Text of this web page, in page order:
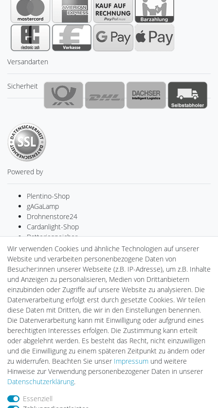
Versandarten
Sicherheit
Powered by
Plentino-Shop
gAGaLamp
Drohnenstore24
Cardanlight-Shop
Batteriespeicher
PlentiSolar
Gebrauchtlicht
Ledkauf
DEYESOLAR
Lightech Connect
CardanLight Europe
FORTIMO LEDs
LED-RETROSHOP
Wallbox24
Impressum Daten­schutz­erklärung AGB
Wir verwenden Cookies und ähnliche Technologien auf unserer
Website und verarbeiten personenbezogene Daten von
Besucher:innen unserer Webseite (z.B. IP-Adresse), um z.B. Inhalte
und Anzeigen zu personalisieren, Medien von Drittanbietern
einzubinden oder Zugriffe auf unsere Website zu analysieren. Die
Datenverarbeitung erfolgt erst durch gesetzte Cookies. Wir teilen
diese Daten mit Dritten, die wir in den Einstellungen benennen.
Die Datenverarbeitung kann mit Einwilligung oder aufgrund eines
berechtigten Interesses erfolgen. Die Zustimmung kann erteilt
oder abgelehnt werden. Es besteht das Recht, nicht einzuwilligen
und die Einwilligung zu einem späteren Zeitpunkt zu ändern oder
zu widerrufen. Beachten Sie unser Impressum und weitere
Hinweise zur Verwendung personenbezogener Daten in unserer
Daten­schutz­erklärung.
Essenziell